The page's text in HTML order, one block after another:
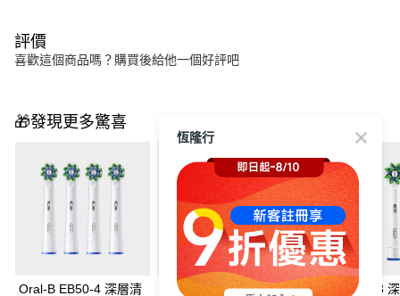
評價
喜歡這個商品嗎？購買後給他一個好評吧
🎁發現更多驚喜
Oral-B EB50-4 深層清 Oral-B EB50-6 深層清 Oral-B EB50-3
恆隆行